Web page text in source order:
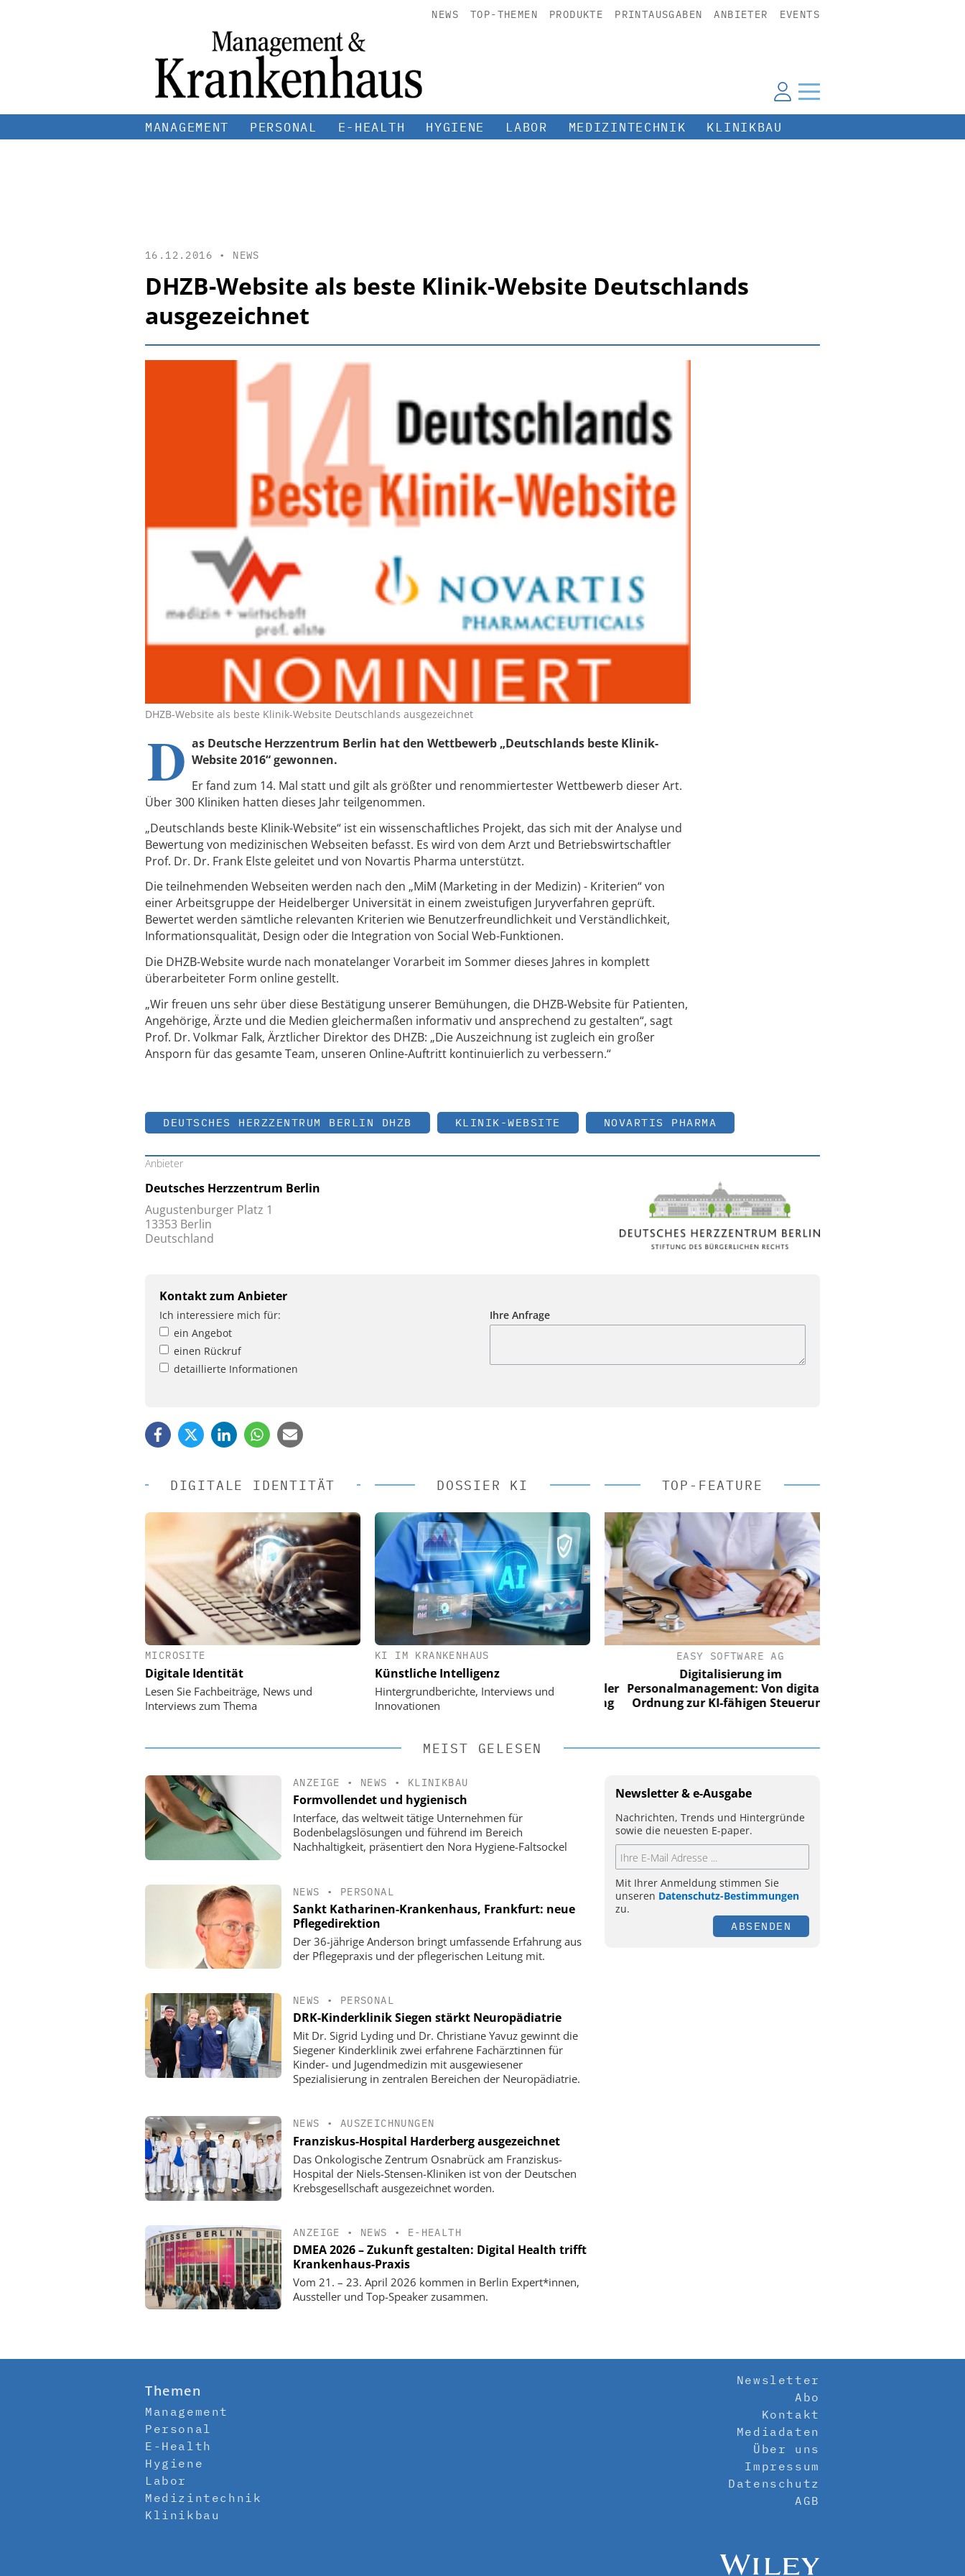
NEWS TOP-THEMEN PRODUKTE PRINTAUSGABEN ANBIETER EVENTS
MANAGEMENT PERSONAL E-HEALTH HYGIENE LABOR MEDIZINTECHNIK KLINIKBAU
16.12.2016 • NEWS
DHZB-Website als beste Klinik-Website Deutschlands
ausgezeichnet
DHZB-Website als beste Klinik-Website Deutschlands ausgezeichnet
D as Deutsche Herzzentrum Berlin hat den Wettbewerb „Deutschlands beste Klinik-
Website 2016“ gewonnen.
Er fand zum 14. Mal statt und gilt als größter und renommiertester Wettbewerb dieser Art.
Über 300 Kliniken hatten dieses Jahr teilgenommen.
„Deutschlands beste Klinik-Website“ ist ein wissenschaftliches Projekt, das sich mit der Analyse und
Bewertung von medizinischen Webseiten befasst. Es wird von dem Arzt und Betriebswirtschaftler
Prof. Dr. Dr. Frank Elste geleitet und von Novartis Pharma unterstützt.
Die teilnehmenden Webseiten werden nach den „MiM (Marketing in der Medizin) - Kriterien“ von
einer Arbeitsgruppe der Heidelberger Universität in einem zweistufigen Juryverfahren geprüft.
Bewertet werden sämtliche relevanten Kriterien wie Benutzerfreundlichkeit und Verständlichkeit,
Informationsqualität, Design oder die Integration von Social Web-Funktionen.
Die DHZB-Website wurde nach monatelanger Vorarbeit im Sommer dieses Jahres in komplett
überarbeiteter Form online gestellt.
„Wir freuen uns sehr über diese Bestätigung unserer Bemühungen, die DHZB-Website für Patienten,
Angehörige, Ärzte und die Medien gleichermaßen informativ und ansprechend zu gestalten“, sagt
Prof. Dr. Volkmar Falk, Ärztlicher Direktor des DHZB: „Die Auszeichnung ist zugleich ein großer
Ansporn für das gesamte Team, unseren Online-Auftritt kontinuierlich zu verbessern.“
DEUTSCHES HERZZENTRUM BERLIN DHZB KLINIK-WEBSITE NOVARTIS PHARMA
Anbieter
Deutsches Herzzentrum Berlin
Augustenburger Platz 1
13353 Berlin
Deutschland
Kontakt zum Anbieter
Ich interessiere mich für:
ein Angebot
einen Rückruf
detaillierte Informationen
Ihre Anfrage
DIGITALE IDENTITÄT
MICROSITE
Digitale Identität
Lesen Sie Fachbeiträge, News und
Interviews zum Thema
DOSSIER KI
KI IM KRANKENHAUS
Künstliche Intelligenz
Hintergrundberichte, Interviews und
Innovationen
TOP-FEATURE
Digitalisierung im
Personalmanagement: Von digitaler
Ordnung zur KI-fähigen Steuerung
EASY SOFTWARE AG
Digitalisierung im
Personalmanagement: Von digitaler
Ordnung zur KI-fähigen Steuerung
EASY SOFTWARE AG
Digitalisierung im
Personalmanagement: Von digitaler
Ordnung zur KI-fähigen Steuerung
MEIST GELESEN
ANZEIGE • NEWS • KLINIKBAU
Formvollendet und hygienisch
Interface, das weltweit tätige Unternehmen für
Bodenbelagslösungen und führend im Bereich
Nachhaltigkeit, präsentiert den Nora Hygiene-Faltsockel
NEWS • PERSONAL
Sankt Katharinen-Krankenhaus, Frankfurt: neue
Pflegedirektion
Der 36-jährige Anderson bringt umfassende Erfahrung aus
der Pflegepraxis und der pflegerischen Leitung mit.
NEWS • PERSONAL
DRK-Kinderklinik Siegen stärkt Neuropädiatrie
Mit Dr. Sigrid Lyding und Dr. Christiane Yavuz gewinnt die
Siegener Kinderklinik zwei erfahrene Fachärztinnen für
Kinder- und Jugendmedizin mit ausgewiesener
Spezialisierung in zentralen Bereichen der Neuropädiatrie.
NEWS • AUSZEICHNUNGEN
Franziskus-Hospital Harderberg ausgezeichnet
Das Onkologische Zentrum Osnabrück am Franziskus-
Hospital der Niels-Stensen-Kliniken ist von der Deutschen
Krebsgesellschaft ausgezeichnet worden.
ANZEIGE • NEWS • E-HEALTH
DMEA 2026 – Zukunft gestalten: Digital Health trifft
Krankenhaus-Praxis
Vom 21. – 23. April 2026 kommen in Berlin Expert*innen,
Aussteller und Top-Speaker zusammen.
Newsletter & e-Ausgabe
Nachrichten, Trends und Hintergründe
sowie die neuesten E-paper.
Mit Ihrer Anmeldung stimmen Sie
unseren Datenschutz-Bestimmungen
zu.
ABSENDEN
Themen
Management
Personal
E-Health
Hygiene
Labor
Medizintechnik
Klinikbau
Newsletter
Abo
Kontakt
Mediadaten
Über uns
Impressum
Datenschutz
AGB